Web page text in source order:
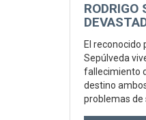
RODRIGO
El reconocido
Sepúlveda
fallecimiento
destino
problemas de